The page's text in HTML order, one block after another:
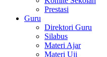
Prestasi
Guru
Direktori Guru
Silabus
Materi Ajar
Materi Uji